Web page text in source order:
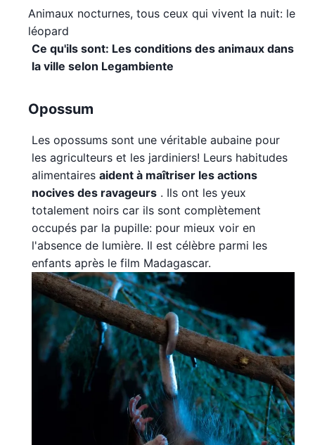
Animaux nocturnes, tous ceux qui vivent la nuit: le
léopard
Ce qu'ils sont: Les conditions des animaux dans
la ville selon Legambiente
Opossum
Les opossums sont une véritable aubaine pour
les agriculteurs et les jardiniers! Leurs habitudes
alimentaires aident à maîtriser les actions
nocives des ravageurs . Ils ont les yeux
totalement noirs car ils sont complètement
occupés par la pupille: pour mieux voir en
l'absence de lumière. Il est célèbre parmi les
enfants après le film Madagascar.